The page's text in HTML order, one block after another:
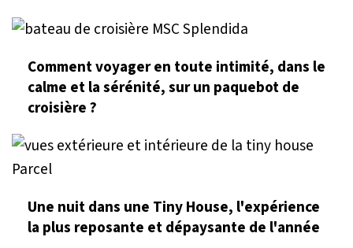
Comment voyager en toute intimité, dans le
calme et la sérénité, sur un paquebot de
croisière ?
Une nuit dans une Tiny House, l'expérience
la plus reposante et dépaysante de l'année